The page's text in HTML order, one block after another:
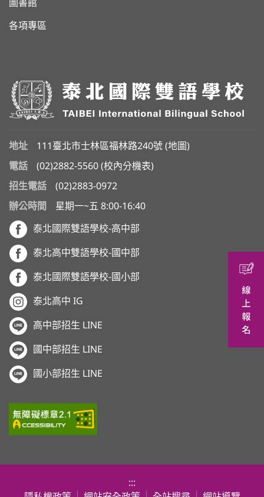
圖書館
各項專區
地址 111臺北市士林區福林路240號 (地圖 )
電話
(02)2882-5560 (校內分機表)
招生電話
(02)2883-0972
辦公時間
星期一~五 8:00-16:40
泰北國際雙語學校-高中部
泰北高中雙語學校-國中部
泰北國際雙語學校-國小部
泰北高中 IG
高中部招生 LINE
國中部招生 LINE
國小部招生 LINE
:::